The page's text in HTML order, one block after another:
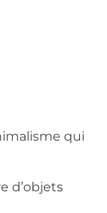
qui
d’objets